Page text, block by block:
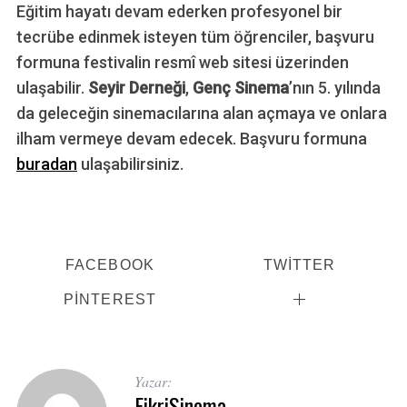
Eğitim hayatı devam ederken profesyonel bir
tecrübe edinmek isteyen tüm öğrenciler, başvuru
formuna festivalin resmî web sitesi üzerinden
ulaşabilir. Seyir Derneği, Genç Sinema’nın 5. yılında
da geleceğin sinemacılarına alan açmaya ve onlara
ilham vermeye devam edecek. Başvuru formuna
buradan ulaşabilirsiniz.
FACEBOOK TWITTER
PINTEREST
Yazar: